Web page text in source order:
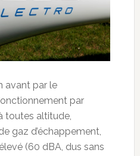
avant par le
par
toutes altitude,
gaz d’échappement,
(60 dBA, dus sans